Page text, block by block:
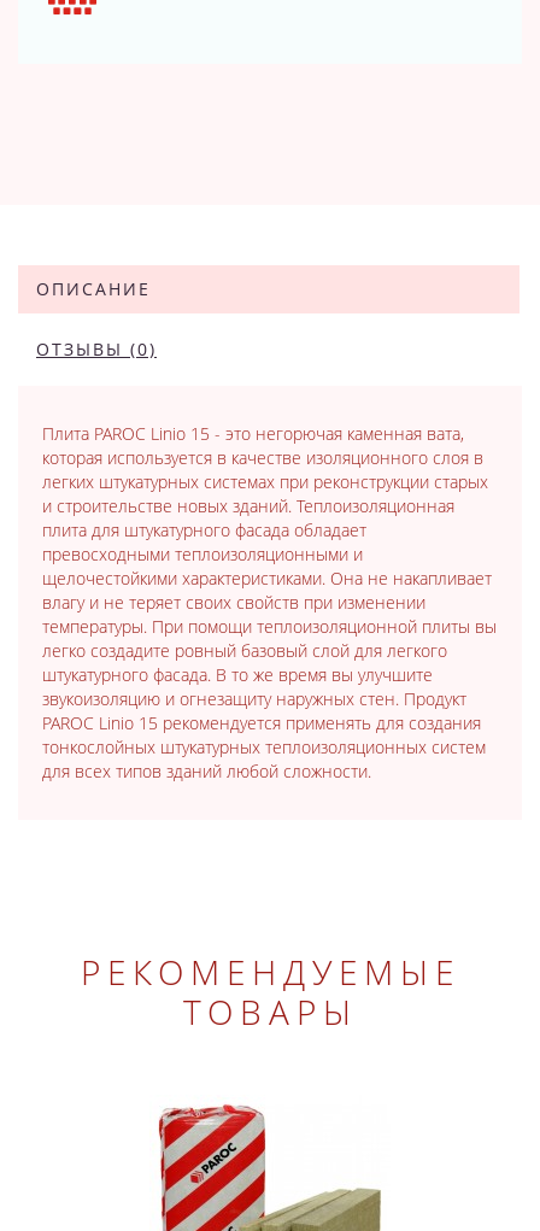
ОПИСАНИЕ
ОТЗЫВЫ (0)
Плита PAROC Linio 15 - это негорючая каменная вата,
которая используется в качестве изоляционного слоя в
легких штукатурных системах при реконструкции старых
и строительстве новых зданий. Теплоизоляционная
плита для штукатурного фасада обладает
превосходными теплоизоляционными и
щелочестойкими характеристиками. Она не накапливает
влагу и не теряет своих свойств при изменении
температуры. При помощи теплоизоляционной плиты вы
легко создадите ровный базовый слой для легкого
штукатурного фасада. В то же время вы улучшите
звукоизоляцию и огнезащиту наружных стен. Продукт
PAROC Linio 15 рекомендуется применять для создания
тонкослойных штукатурных теплоизоляционных систем
для всех типов зданий любой сложности.
РЕКОМЕНДУЕМЫЕ
ТОВАРЫ